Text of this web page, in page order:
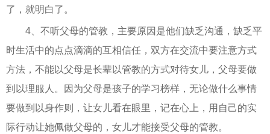
了，就明白了。
4、不听父母的管教，主要原因是他们缺乏沟通，缺乏平
时生活中的点点滴滴的互相信任，双方在交流中要注意方式
方法，不能以父母是长辈以管教的方式对待女儿，父母要做
到以理服人。因为父母是孩子的学习榜样，无论做什么事情
要做到以身作则，让女儿看在眼里，记在心上，用自己的实
际行动让她佩做父母的，女儿才能接受父母的管教。